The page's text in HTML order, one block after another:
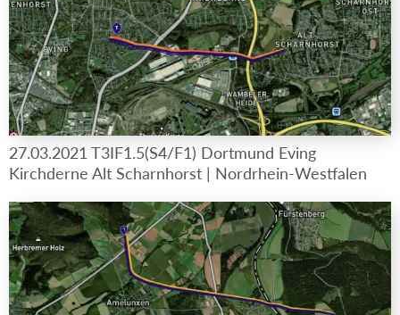
27.03.2021 T3IF1.5(S4/F1) Dortmund Eving
Kirchderne Alt Scharnhorst | Nordrhein-Westfalen